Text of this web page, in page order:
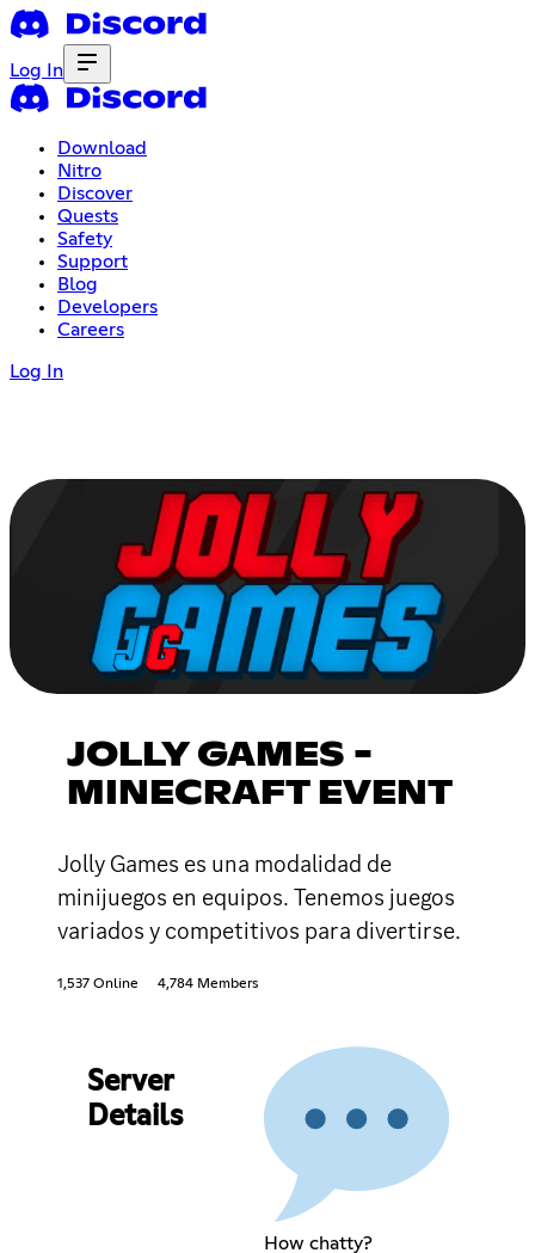
Log In
Download
Nitro
Discover
Quests
Safety
Support
Blog
Developers
Careers
Log In
JOLLY GAMES -
MINECRAFT EVENT
Jolly Games es una modalidad de
minijuegos en equipos. Tenemos juegos
variados y competitivos para divertirse.
1,537 Online 4,784 Members
Server
Details
How chatty?